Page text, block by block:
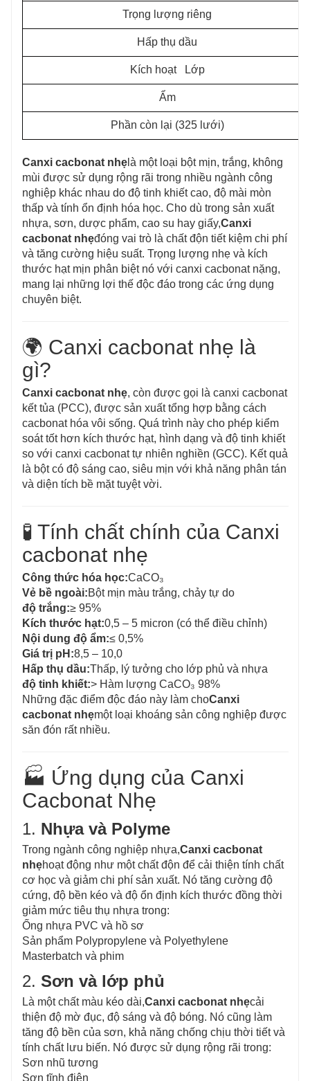
Trọng lượng riêng
Hấp thụ dầu
Kích hoạt Lớp
Ẩm
Phần còn lại (325 lưới)
Canxi cacbonat nhẹ là một loại bột mịn, trắng, không
mùi được sử dụng rộng rãi trong nhiều ngành công
nghiệp khác nhau do độ tinh khiết cao, độ mài mòn
thấp và tính ổn định hóa học. Cho dù trong sản xuất
nhựa, sơn, dược phẩm, cao su hay giấy,Canxi
cacbonat nhẹđóng vai trò là chất độn tiết kiệm chi phí
và tăng cường hiệu suất. Trọng lượng nhẹ và kích
thước hạt mịn phân biệt nó với canxi cacbonat nặng,
mang lại những lợi thế độc đáo trong các ứng dụng
chuyên biệt.
🌍 Canxi cacbonat nhẹ là
gì?
Canxi cacbonat nhẹ, còn được gọi là canxi cacbonat
kết tủa (PCC), được sản xuất tổng hợp bằng cách
cacbonat hóa vôi sống. Quá trình này cho phép kiểm
soát tốt hơn kích thước hạt, hình dạng và độ tinh khiết
so với canxi cacbonat tự nhiên nghiền (GCC). Kết quả
là bột có độ sáng cao, siêu mịn với khả năng phân tán
và diện tích bề mặt tuyệt vời.
🧪 Tính chất chính của Canxi
cacbonat nhẹ
Công thức hóa học:CaCO₃
Vẻ bề ngoài:Bột mịn màu trắng, chảy tự do
độ trắng:≥ 95%
Kích thước hạt:0,5 – 5 micron (có thể điều chỉnh)
Nội dung độ ẩm:≤ 0,5%
Giá trị pH:8,5 – 10,0
Hấp thụ dầu:Thấp, lý tưởng cho lớp phủ và nhựa
độ tinh khiết:> Hàm lượng CaCO₃ 98%
Những đặc điểm độc đáo này làm choCanxi
cacbonat nhẹmột loại khoáng sản công nghiệp được
săn đón rất nhiều.
🏭 Ứng dụng của Canxi
Cacbonat Nhẹ
1. Nhựa và Polyme
Trong ngành công nghiệp nhựa,Canxi cacbonat
nhẹhoạt động như một chất độn để cải thiện tính chất
cơ học và giảm chi phí sản xuất. Nó tăng cường độ
cứng, độ bền kéo và độ ổn định kích thước đồng thời
giảm mức tiêu thụ nhựa trong:
Ống nhựa PVC và hồ sơ
Sản phẩm Polypropylene và Polyethylene
Masterbatch và phim
2. Sơn và lớp phủ
Là một chất màu kéo dài,Canxi cacbonat nhẹcải
thiện độ mờ đục, độ sáng và độ bóng. Nó cũng làm
tăng độ bền của sơn, khả năng chống chịu thời tiết và
tính chất lưu biến. Nó được sử dụng rộng rãi trong:
Sơn nhũ tương
Sơn tĩnh điện